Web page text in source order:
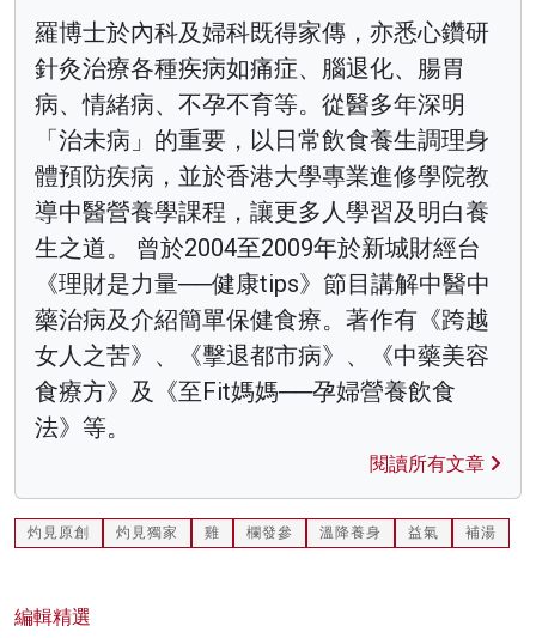
羅博士於內科及婦科既得家傳，亦悉心鑽研
針灸治療各種疾病如痛症、腦退化、腸胃
病、情緒病、不孕不育等。從醫多年深明
「治未病」的重要，以日常飲食養生調理身
體預防疾病，並於香港大學專業進修學院教
導中醫營養學課程，讓更多人學習及明白養
生之道。 曾於2004至2009年於新城財經台
《理財是力量──健康tips》節目講解中醫中
藥治病及介紹簡單保健食療。著作有《跨越
女人之苦》、《擊退都市病》、《中藥美容
食療方》及《至Fit媽媽──孕婦營養飲食
法》等。
閱讀所有文章
灼見原創 灼見獨家 雞 欄發參 溫降養身 益氣 補湯
編輯精選